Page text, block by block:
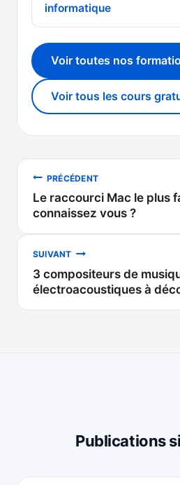
informatique
Voir toutes nos
Voir tous les cours
Navigation
de
l’article
PRÉCÉDENT
Le raccourci Mac le plus
connaissez vous ?
SUIVANT
3 compositeurs de
électroacoustiques à
Publications